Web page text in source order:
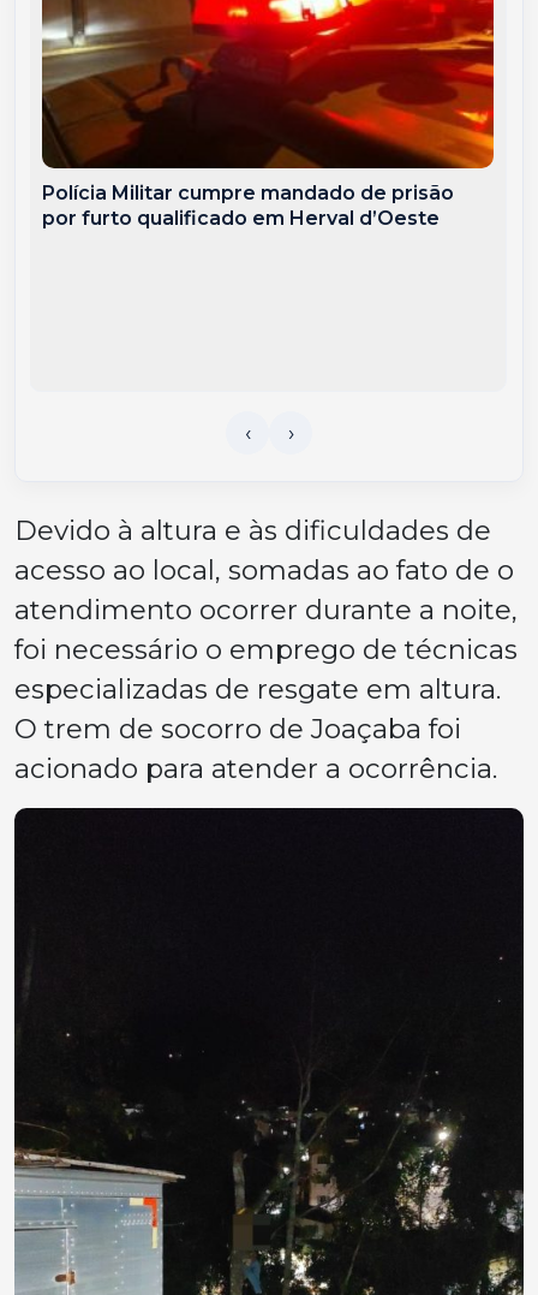
Polícia Militar cumpre mandado de prisão
por furto qualificado em Herval d’Oeste
Devido à altura e às dificuldades de
acesso ao local, somadas ao fato de o
atendimento ocorrer durante a noite,
foi necessário o emprego de técnicas
especializadas de resgate em altura.
O trem de socorro de Joaçaba foi
acionado para atender a ocorrência.